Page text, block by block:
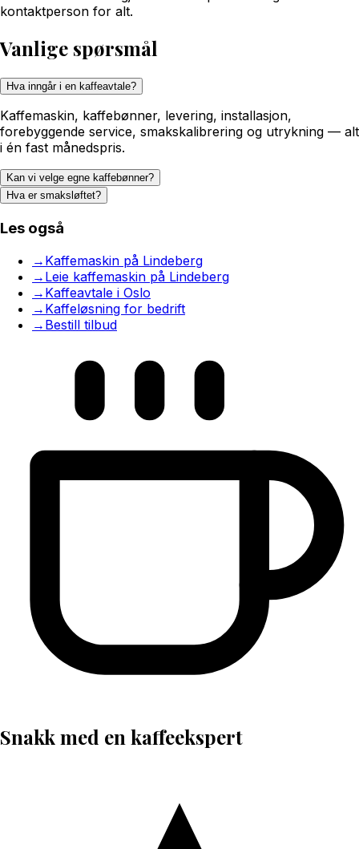
kontaktperson for alt.
Vanlige spørsmål
Hva inngår i en kaffeavtale?
Kaffemaskin, kaffebønner, levering, installasjon,
forebyggende service, smakskalibrering og utrykning — alt
i én fast månedspris.
Kan vi velge egne kaffebønner?
Hva er smaksløftet?
Les også
→ Kaffemaskin på Lindeberg
→ Leie kaffemaskin på Lindeberg
→ Kaffeavtale i Oslo
→ Kaffeløsning for bedrift
→ Bestill tilbud
Snakk med en kaffeekspert